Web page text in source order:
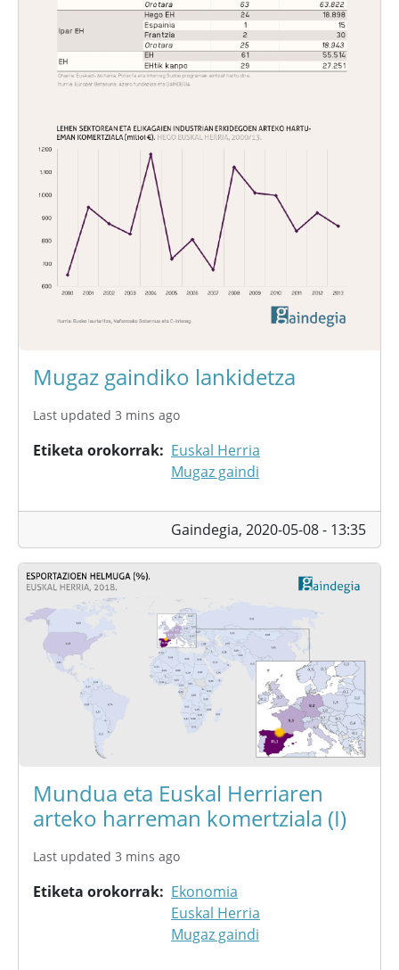
Mugaz gaindiko lankidetza
Last updated 3 mins ago
Etiketa orokorrak
Euskal Herria
Mugaz gaindi
Gaindegia, 2020-05-08 - 13:35
Mundua eta Euskal Herriaren
arteko harreman komertziala (I)
Last updated 3 mins ago
Etiketa orokorrak
Ekonomia
Euskal Herria
Mugaz gaindi